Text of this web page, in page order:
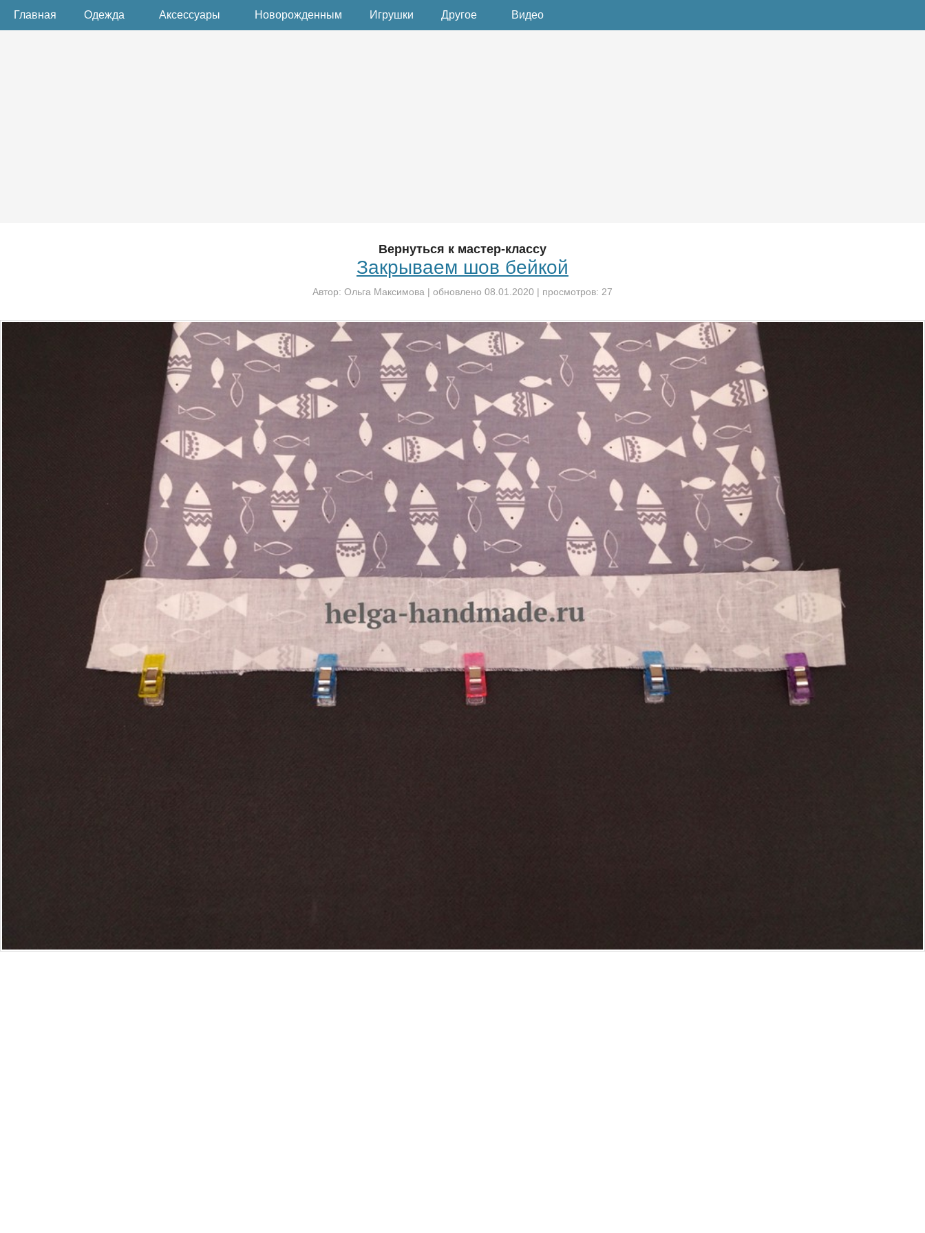
Главная Одежда Аксессуары Новорожденным Игрушки Другое Видео
Вернуться к мастер-классу
Закрываем шов бейкой
Автор: Ольга Максимова | обновлено 08.01.2020 | просмотров: 27